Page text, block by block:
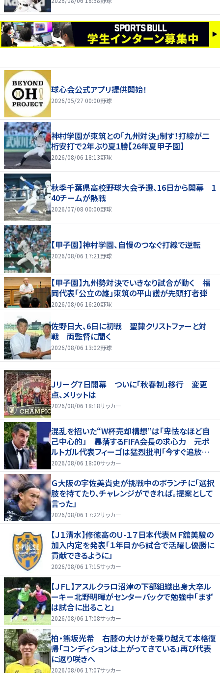
球心会公式アプリ提供開始！
2026/05/27 00:00野球
神村学園が東筑との｢九州対決｣制す！打線が二
桁安打で2年ぶり夏1勝【26年夏甲子園】
2026/08/06 18:13野球
秋季千葉県高校野球大会予選、16日から開幕 1
40チームが熱戦
2026/07/08 00:00野球
【甲子園】神村学園、自慢のつなぐ打線で逆転
2026/08/06 17:21 野球
【甲子園】九州勢対決でいきなり試合が動く 福
岡代表「公立の雄」東筑の平山護が先頭打者弾
2026/08/06 16:20野球
佐野日大、6日に初戦 聖隷クリストファーと対
戦 両監督に聞く
2026/08/06 13:02野球
Ｊリーグ７日開幕 ついに「秋春制」移行 変更
点、メリットは
2026/08/06 18:18サッカー
混乱を招いた“W杯売却構想”は「卑怯なほど自
己中心的」 暴落するFIFA会長の求心力 元ポ
ルトガル代表フィーゴは猛烈批判「今すぐ追放す
べきだ」
2026/08/06 18:00サッカー
Ｇ大阪の宇佐美貴史が挑戦中のボランチに「選択
肢を持てたり、チャレンジができれば。提案として
言った」
2026/08/06 17:22サッカー
【Ｊ１清水】修徳高のＵ-１７日本代表ＭＦ舘美駿の
加入内定を発表「１年目から試合で活躍し優勝に
貢献できるように」
2026/08/06 17:15サッカー
【ＪＦＬ】アスルクラロ沼津の下部組織出身大卒ル
ーキー北野明暉がセンターバックで勉強中「まず
は試合に出ること」
2026/08/06 17:08サッカー
柏・熊坂光希 右膝の大けがを乗り越えて本格復
帰「コンディションは上がってきている」再び代表
に返り咲きへ
2026/08/06 17:07サッカー